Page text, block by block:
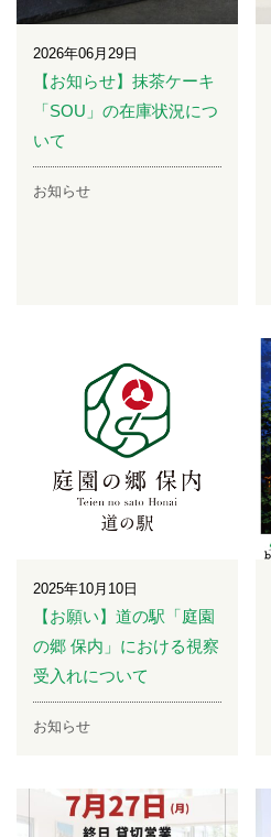
2026年06月29日
【お知らせ】抹茶ケーキ
「SOU」の在庫状況につ
いて
お知らせ
2025年10月10日
【お願い】道の駅「庭園
の郷 保内」における視察
受入れについて
お知らせ